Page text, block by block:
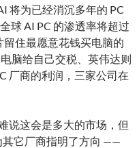
将为已经消沉多年的 PC
球 AI PC 的渗透率将超过
住最愿意花钱买电脑的
脑给自己交税、英伟达则
厂商的利润，三家公司在
说这会是多大的市场，但
其它厂商指明了方向 ——